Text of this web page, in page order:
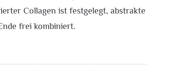
Collagen ist festgelegt, abstrakte
frei kombiniert.